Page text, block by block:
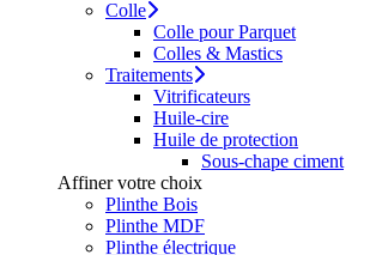
Colle
Colle pour Parquet
Colles & Mastics
Traitements
Vitrificateurs
Huile-cire
Huile de protection
Sous-chape ciment
Affiner votre choix
Plinthe Bois
Plinthe MDF
Plinthe électrique